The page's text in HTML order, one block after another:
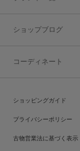
ショップブログ
コーディネート
ショッピングガイド
プライバシーポリシー
古物営業法に基づく表示